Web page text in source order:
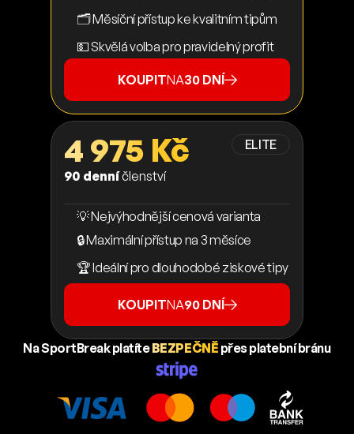
🗂️ Měsíční přístup ke kvalitním tipům
💵 Skvělá volba pro pravidelný profit
KOUPITNA30 DNÍ
ELITE
4 975 Kč
90 denníčlenství
💡 Nejvýhodnější cenová varianta
🔒 Maximální přístup na 3 měsíce
🏆 Ideální pro dlouhodobé ziskové tipy
KOUPITNA90 DNÍ
Na SportBreak platíteBEZPEČNĚ přes platební bránu